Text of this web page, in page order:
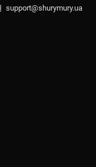
support@shurymury.ua